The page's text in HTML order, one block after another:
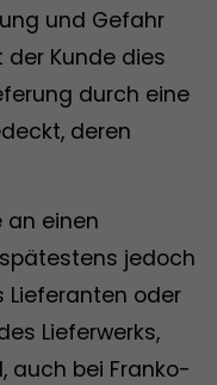
und Gefahr
der Kunde dies
durch eine
deren
an einen
jedoch
Lieferanten oder
Lieferwerks,
auch bei Franko-